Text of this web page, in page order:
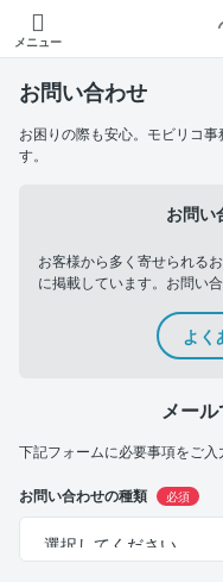
メニュー
お問い合わせ
お困りの際も安心。モビリコ
す。
お問い
お客様から多く寄せられる
に掲載しています。お問い
よく
メー
下記フォームに必要事項をご入
お問い合わせの種類 必須